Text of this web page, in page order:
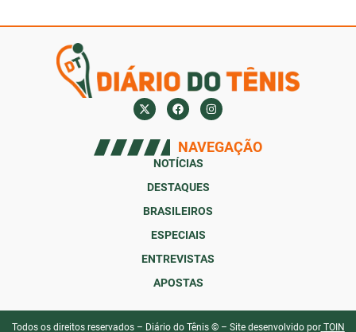
NAVEGAÇÃO
NOTÍCIAS
DESTAQUES
BRASILEIROS
ESPECIAIS
ENTREVISTAS
APOSTAS
Todos os direitos reservados – Diário do Tênis © – Site desenvolvido por TOIN